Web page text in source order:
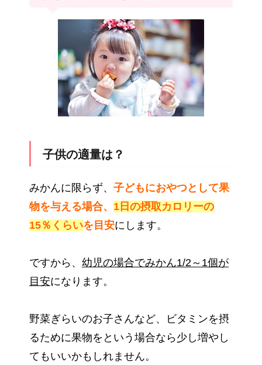
子供の適量は？
みかんに限らず、 子どもにおやつとして果
物を与える場合、 1日の摂取カロリーの
15％くらいを目安にします。
ですから、 幼児の場合でみかん1/2～1個が
目安になります。
野菜ぎらいのお子さんなど、ビタミンを摂
るために果物をという場合なら少し増やし
てもいいかもしれません。